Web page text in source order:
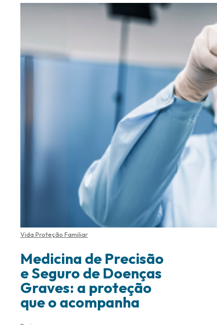
Vida Proteção Familiar
Medicina de Precisão
e Seguro de Doenças
Graves: a proteção
que o acompanha